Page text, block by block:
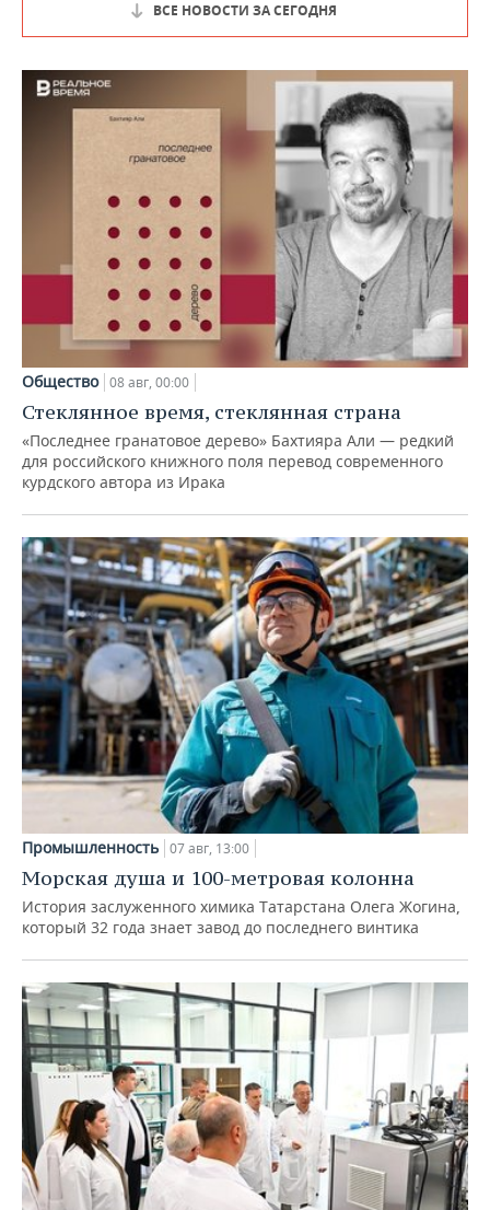
ВСЕ НОВОСТИ ЗА СЕГОДНЯ
Общество 08 авг, 00:00
Стеклянное время, стеклянная страна
«Последнее гранатовое дерево» Бахтияра Али — редкий
для российского книжного поля перевод современного
курдского автора из Ирака
Промышленность 07 авг, 13:00
Морская душа и 100-метровая колонна
История заслуженного химика Татарстана Олега Жогина,
который 32 года знает завод до последнего винтика